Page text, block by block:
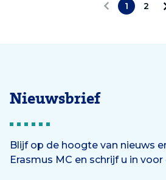
1
2
Nieuwsbrief
Blijf op de hoogte van nieuws
Erasmus MC en schrijf u in